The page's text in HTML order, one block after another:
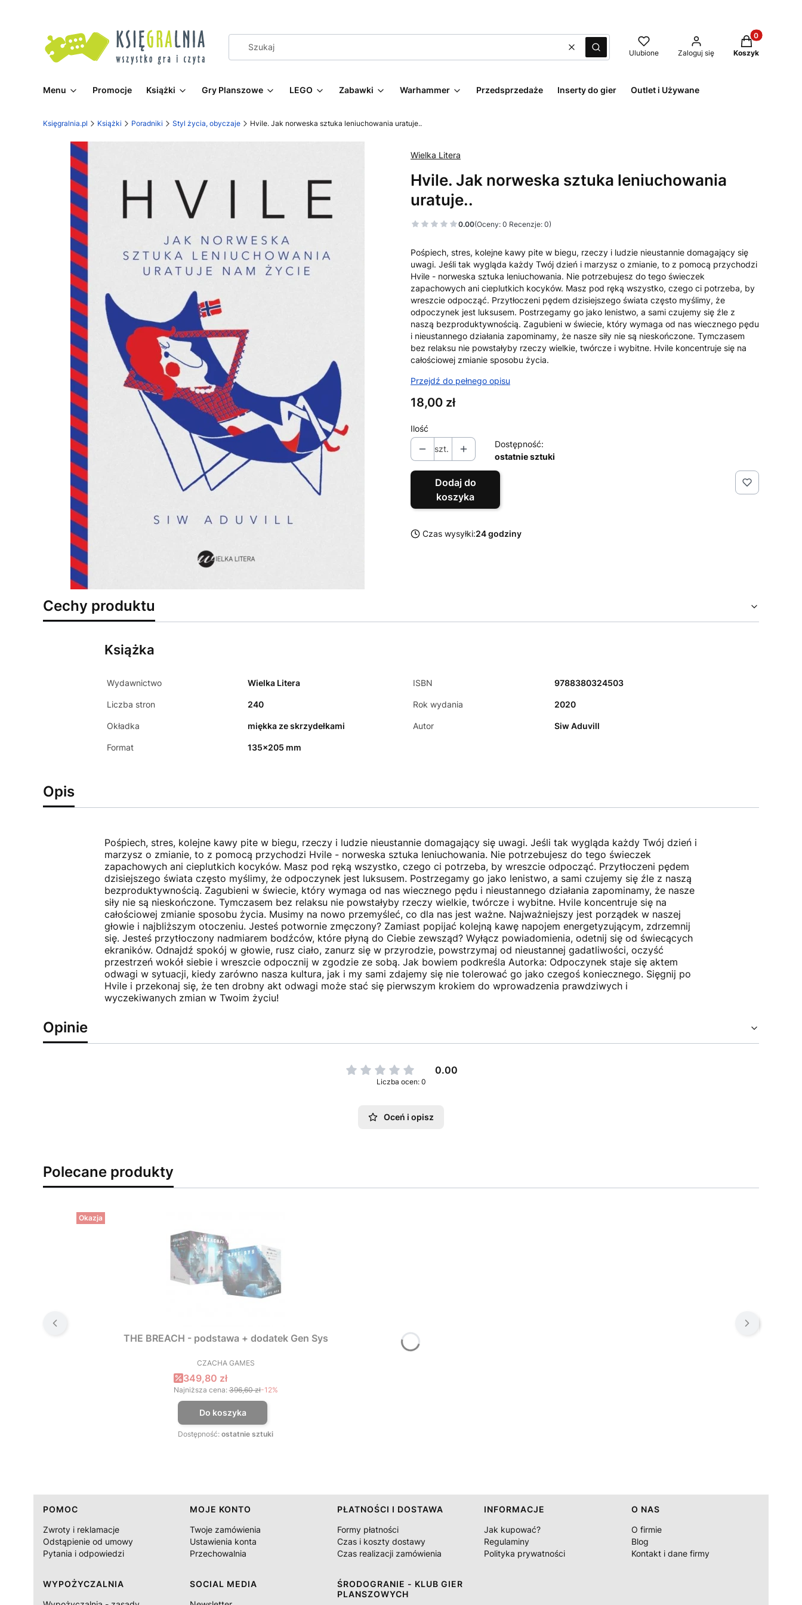
WyczyśćSzukaj Ulubione Zaloguj się
Produkty w
Koszyk
Menu Promocje Książki Gry Planszowe LEGO Zabawki Warhammer Przedsprzedaże Inserty do gier Outlet i Używane
Księgralnia.pl Książki Poradniki Styl życia, obyczaje Hvile. Jak norweska sztuka leniuchowania uratuje..
Wielka Litera
Hvile. Jak norweska sztuka leniuchowania
uratuje..
0.00(Oceny: 0 Recenzje: 0)
Pośpiech, stres, kolejne kawy pite w biegu, rzeczy i ludzie nieustannie domagający się
uwagi. Jeśli tak wygląda każdy Twój dzień i marzysz o zmianie, to z pomocą przychodzi
Hvile - norweska sztuka leniuchowania. Nie potrzebujesz do tego świeczek
zapachowych ani cieplutkich kocyków. Masz pod ręką wszystko, czego ci potrzeba, by
wreszcie odpocząć. Przytłoczeni pędem dzisiejszego świata często myślimy, że
odpoczynek jest luksusem. Postrzegamy go jako lenistwo, a sami czujemy się źle z
naszą bezproduktywnością. Zagubieni w świecie, który wymaga od nas wiecznego pędu
i nieustannego działania zapominamy, że nasze siły nie są nieskończone. Tymczasem
bez relaksu nie powstałyby rzeczy wielkie, twórcze i wybitne. Hvile koncentruje się na
całościowej zmianie sposobu życia.
Przejdź do pełnego opisu
Cena
18,00 zł
Ilość
szt.
Dostępność:
ostatnie sztuki
Dodaj do
koszyka
Czas wysyłki:24 godziny
Cechy produktu
Książka
Wydawnictwo Wielka Litera ISBN 9788380324503
Liczba stron 240 Rok wydania 2020
Okładka miękka ze skrzydełkami Autor Siw Aduvill
Format 135x205 mm
Opis
Pośpiech, stres, kolejne kawy pite w biegu, rzeczy i ludzie nieustannie domagający się uwagi. Jeśli tak wygląda każdy Twój dzień i
marzysz o zmianie, to z pomocą przychodzi Hvile - norweska sztuka leniuchowania. Nie potrzebujesz do tego świeczek
zapachowych ani cieplutkich kocyków. Masz pod ręką wszystko, czego ci potrzeba, by wreszcie odpocząć. Przytłoczeni pędem
dzisiejszego świata często myślimy, że odpoczynek jest luksusem. Postrzegamy go jako lenistwo, a sami czujemy się źle z naszą
bezproduktywnością. Zagubieni w świecie, który wymaga od nas wiecznego pędu i nieustannego działania zapominamy, że nasze
siły nie są nieskończone. Tymczasem bez relaksu nie powstałyby rzeczy wielkie, twórcze i wybitne. Hvile koncentruje się na
całościowej zmianie sposobu życia. Musimy na nowo przemyśleć, co dla nas jest ważne. Najważniejszy jest porządek w naszej
głowie i najbliższym otoczeniu. Jesteś potwornie zmęczony? Zamiast popijać kolejną kawę napojem energetyzującym, zdrzemnij
się. Jesteś przytłoczony nadmiarem bodźców, które płyną do Ciebie zewsząd? Wyłącz powiadomienia, odetnij się od świecących
ekraników. Odnajdź spokój w głowie, rusz ciało, zanurz się w przyrodzie, powstrzymaj od nieustannej gadatliwości, oczyść
przestrzeń wokół siebie i wreszcie odpocznij w zgodzie ze sobą. Jak bowiem podkreśla Autorka: Odpoczynek staje się aktem
odwagi w sytuacji, kiedy zarówno nasza kultura, jak i my sami zdajemy się nie tolerować go jako czegoś koniecznego. Sięgnij po
Hvile i przekonaj się, że ten drobny akt odwagi może stać się pierwszym krokiem do wprowadzenia prawdziwych i
wyczekiwanych zmian w Twoim życiu!
Opinie
0.00
Liczba ocen: 0
Oceń i opisz
Polecane produkty
Okazja
THE BREACH - podstawa + dodatek Gen Sys
PRODUCENT
CZACHA GAMES
Cena promocyjna
349,80 zł
Najniższa cena: 396,60 zł-12%
Do koszyka
Dostępność: ostatnie sztuki
Linki w stopce
POMOC
Zwroty i reklamacje
Odstąpienie od umowy
Pytania i odpowiedzi
MOJE KONTO
Twoje zamówienia
Ustawienia konta
Przechowalnia
PŁATNOŚCI I DOSTAWA
Formy płatności
Czas i koszty dostawy
Czas realizacji zamówienia
INFORMACJE
Jak kupować?
Regulaminy
Polityka prywatności
O NAS
O firmie
Blog
Kontakt i dane firmy
WYPOŻYCZALNIA
SOCIAL MEDIA
ŚRODOGRANIE - KLUB GIER
PLANSZOWYCH